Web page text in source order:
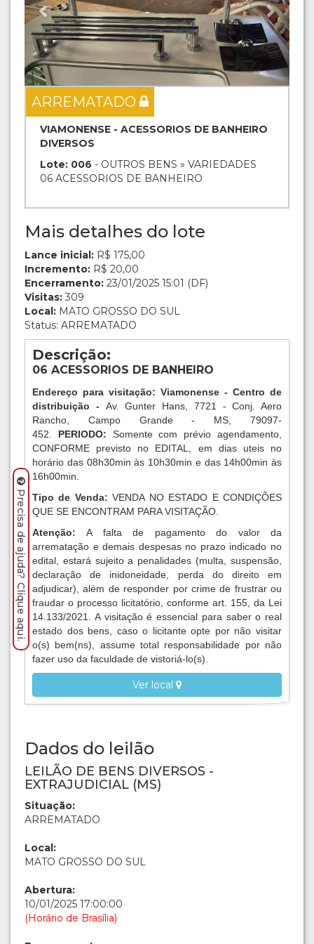
ARREMATADO
VIAMONENSE - ACESSORIOS DE BANHEIRO
DIVERSOS
Lote: 006 - OUTROS BENS » VARIEDADES
06 ACESSORIOS DE BANHEIRO
Mais detalhes do lote
Lance inicial: R$ 175,00
Incremento: R$ 20,00
Encerramento: 23/01/2025 15:01 (DF)
Visitas: 309
Local: MATO GROSSO DO SUL
Status: ARREMATADO
Descrição:
06 ACESSORIOS DE BANHEIRO
Endereço para visitação: Viamonense - Centro de
distribuição - Av. Gunter Hans, 7721 - Conj. Aero
Rancho, Campo Grande - MS, 79097-
452. PERIODO: Somente com prévio agendamento,
CONFORME previsto no EDITAL, em dias uteis no
horário das 08h30min às 10h30min e das 14h00min às
16h00min.
Tipo de Venda:VENDA NO ESTADO E CONDIÇÕES
QUE SE ENCONTRAM PARA VISITAÇÃO.
Atenção:A falta de pagamento do valor da
arrematação e demais despesas no prazo indicado no
edital, estará sujeito a penalidades (multa, suspensão,
declaração de inidoneidade, perda do direito em
adjudicar), além de responder por crime de frustrar ou
fraudar o processo licitatório, conforme art. 155, da Lei
14.133/2021. A visitação é essencial para saber o real
estado dos bens, caso o licitante opte por não visitar
o(s) bem(ns), assume total responsabilidade por não
fazer uso da faculdade de vistoriá-lo(s).
Ver local
Dados do leilão
LEILÃO DE BENS DIVERSOS -
EXTRAJUDICIAL (MS)
Situação:
ARREMATADO
Local:
MATO GROSSO DO SUL
Abertura:
10/01/2025 17:00:00
(Horário de Brasília)
Precisa de ajuda? Clique aqui.